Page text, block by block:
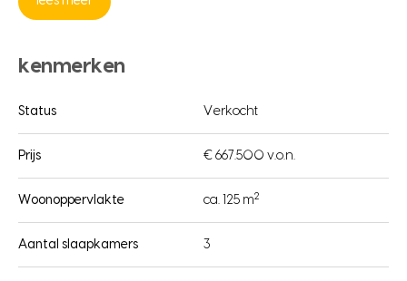
kenmerken
Status Verkocht
Prijs € 667.500 v.o.n.
Woonoppervlakte ca. 125 m2
Aantal slaapkamers 3